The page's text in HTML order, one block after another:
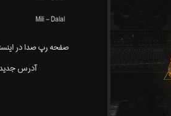
Mili – Dalal
صفحه رپ صدا در
آدرس